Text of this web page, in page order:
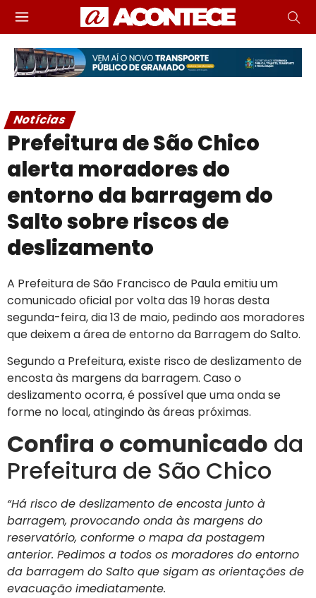
Notícias
Prefeitura de São Chico
alerta moradores do
entorno da barragem do
Salto sobre riscos de
deslizamento
A Prefeitura de São Francisco de Paula emitiu um
comunicado oficial por volta das 19 horas desta
segunda-feira, dia 13 de maio, pedindo aos moradores
que deixem a área de entorno da Barragem do Salto.
Segundo a Prefeitura, existe risco de deslizamento de
encosta às margens da barragem. Caso o
deslizamento ocorra, é possível que uma onda se
forme no local, atingindo às áreas próximas.
Confira o comunicado da
Prefeitura de São Chico
“Há risco de deslizamento de encosta junto à
barragem, provocando onda às margens do
reservatório, conforme o mapa da postagem
anterior. Pedimos a todos os moradores do entorno
da barragem do Salto que sigam as orientações de
evacuação imediatamente.